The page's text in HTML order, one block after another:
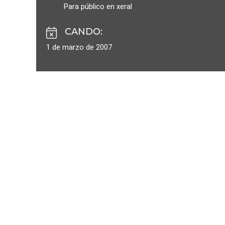
Para público en xeral
CANDO:
1 de marzo de 2007